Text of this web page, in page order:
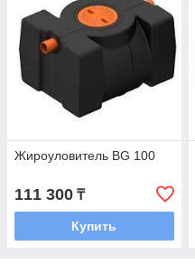
Жироуловитель BG 100
111 300 ₸
Купить